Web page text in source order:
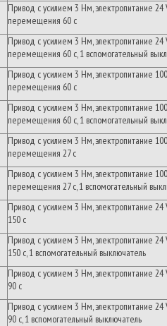
Привод сусилием 3 Нм,электропитание 24
перемещения 60 с
Привод сусилием 3 Нм,электропитание 24
перемещения 60 с, 1 вспомогательный
Привод сусилием 3 Нм,электропитание
перемещения 60 с
Привод сусилием 3 Нм,электропитание
перемещения 60 с, 1 вспомогательный
Привод сусилием 3 Нм,электропитание
перемещения 27с
Привод сусилием 3 Нм,электропитание
перемещения 27с, 1 вспомогательный
Привод сусилием 3 Нм,электропитание 24
150 с
Привод сусилием 3 Нм,электропитание 24
150 с, 1 вспомогательный выключатель
Привод сусилием 3 Нм,электропитание 24
90 с
Привод сусилием 3 Нм,электропитание 24
90 с, 1 вспомогательный выключатель